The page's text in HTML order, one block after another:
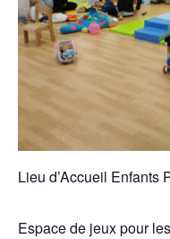
Lieu d’Accueil Enfants
Espace de jeux pour